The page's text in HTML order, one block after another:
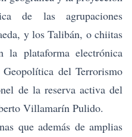
de las agrupaciones
y los Talibán, o chiitas
la plataforma electrónica
Geopolítica del Terrorismo
de la reserva activa del
Villamarín Pulido.
que además de amplias